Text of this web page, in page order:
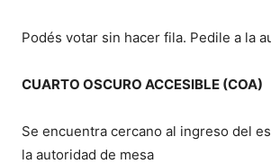
Podés votar sin hacer fila. Pedile a la
CUARTO OSCURO ACCESIBLE (COA)
Se encuentra cercano al ingreso del
la autoridad de mesa